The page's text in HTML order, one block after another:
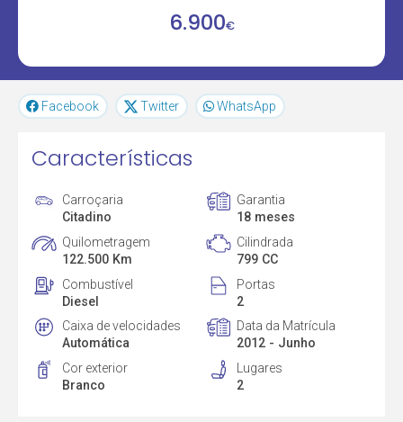
6.900€
Facebook Twitter WhatsApp
Características
Carroçaria
Citadino
Garantia
18 meses
Quilometragem
122.500 Km
Cilindrada
799 CC
Combustível
Diesel
Portas
2
Caixa de velocidades
Automática
Data da Matrícula
2012 - Junho
Cor exterior
Branco
Lugares
2